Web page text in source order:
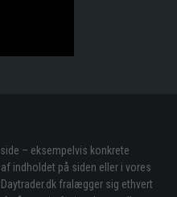
– eksempelvis konkrete
indholdet på siden eller i vores
fralægger sig ethvert